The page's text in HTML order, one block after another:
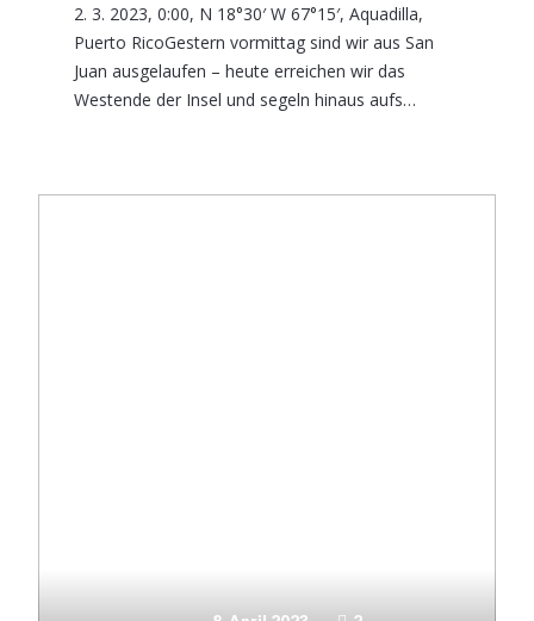
2. 3. 2023, 0:00, N 18°30′ W 67°15′, Aquadilla,
Puerto RicoGestern vormittag sind wir aus San
Juan ausgelaufen – heute erreichen wir das
Westende der Insel und segeln hinaus aufs…